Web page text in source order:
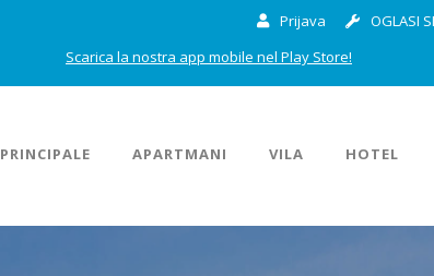
Prijava OGLASI
Scarica la nostra app mobile nel Play Store!
PRINCIPALE APARTMANI VILA HOTEL